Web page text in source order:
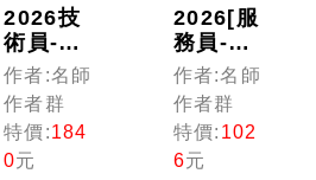
2026技
術員-電
機]國營
臺鐵公司
從業人員
甄試佐級
課文版套
作者:名師
作者群
特價:184
0元
2026[服
務員-電
務/電力/
電機]國
營臺鐵公
司從業人
員甄試佐
作者:名師
作者群
特價: 102
6元